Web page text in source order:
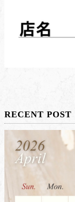
RECENT POST